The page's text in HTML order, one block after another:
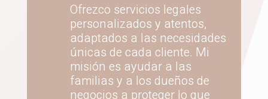
Ofrezco servicios legales
personalizados y atentos,
adaptados a las necesidades
únicas de cada cliente. Mi
misión es ayudar a las
familias y a los dueños de
negocios a proteger lo que